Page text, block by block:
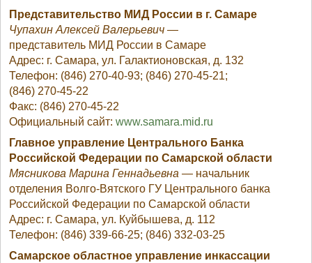
Представительство МИД России в г. Самаре
Чупахин Алексей Валерьевич —
представитель МИД России в Самаре
Адрес: г. Самара, ул. Галактионовская, д. 132
Телефон: (846) 270-40-93; (846) 270-45-21;
(846) 270-45-22
Факс: (846) 270-45-22
Официальный сайт:www.samara.mid.ru
Главное управление Центрального Банка
Российской Федерации по Самарской области
Мясникова Марина Геннадьевна— начальник
отделения Волго-Вятского ГУ Центрального банка
Российской Федерации по Самарской области
Адрес: г. Самара, ул. Куйбышева, д. 112
Телефон: (846) 339-66-25; (846) 332-03-25
Самарское областное управление инкассации